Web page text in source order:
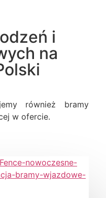
i
na
również bramy
w ofercie.